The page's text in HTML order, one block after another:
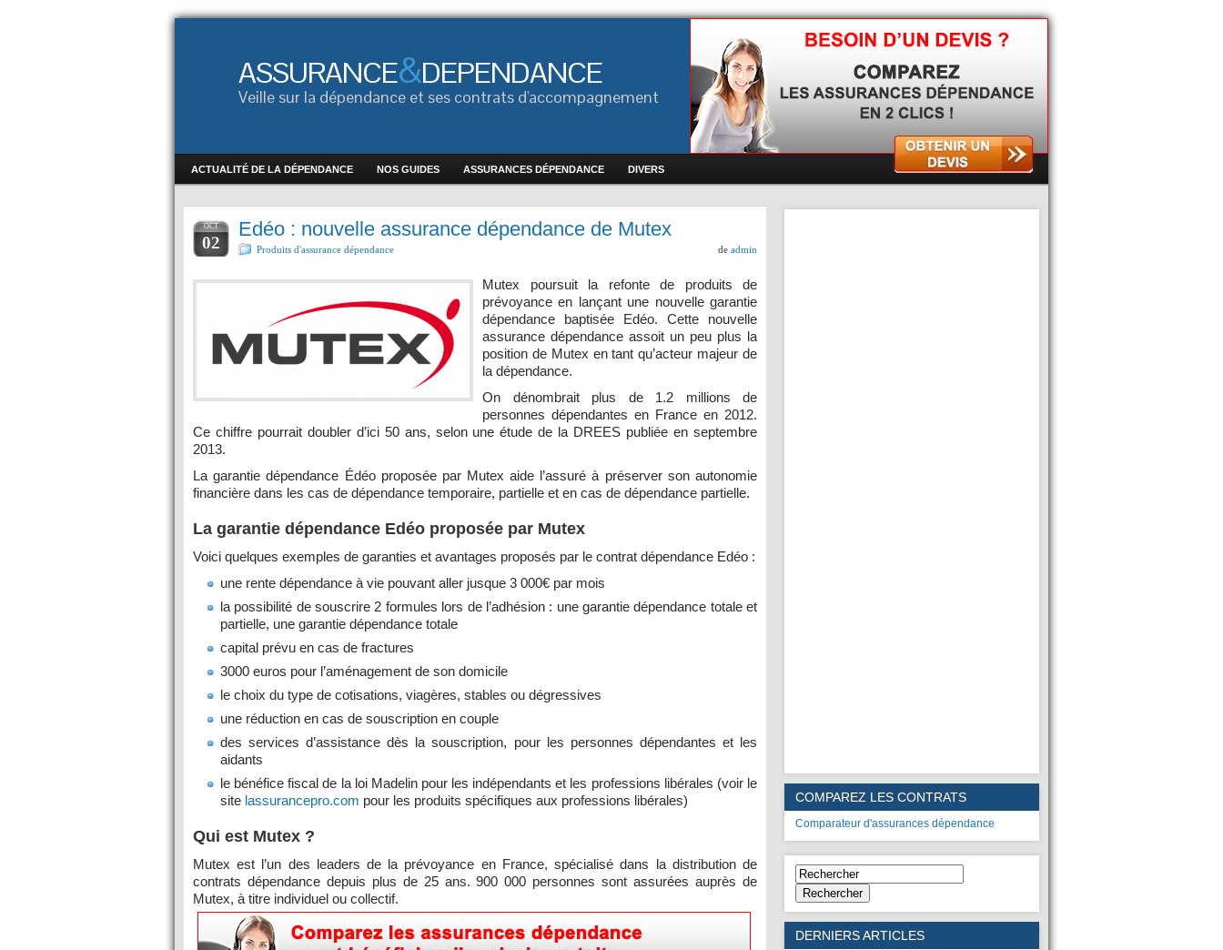
ASSURANCE&DEPENDANCE
Veille sur la dépendance et ses contrats d'accompagnement
ACTUALITÉ DE LA DÉPENDANCE NOS GUIDES ASSURANCES DÉPENDANCE DIVERS
OCT
02
Edéo : nouvelle assurance dépendance de Mutex
Produits d'assurance dépendance de admin
Mutex poursuit la refonte de produits de
prévoyance en lançant une nouvelle garantie
dépendance baptisée Edéo. Cette nouvelle
assurance dépendance assoit un peu plus la
position de Mutex en tant qu’acteur majeur de
la dépendance.
On dénombrait plus de 1.2 millions de
personnes dépendantes en France en 2012.
Ce chiffre pourrait doubler d’ici 50 ans, selon une étude de la DREES publiée en septembre
2013.
La garantie dépendance Édéo proposée par Mutex aide l’assuré à préserver son autonomie
financière dans les cas de dépendance temporaire, partielle et en cas de dépendance partielle.
La garantie dépendance Edéo proposée par Mutex
Voici quelques exemples de garanties et avantages proposés par le contrat dépendance Edéo :
une rente dépendance à vie pouvant aller jusque 3 000€ par mois
la possibilité de souscrire 2 formules lors de l’adhésion : une garantie dépendance totale et
partielle, une garantie dépendance totale
capital prévu en cas de fractures
3000 euros pour l’aménagement de son domicile
le choix du type de cotisations, viagères, stables ou dégressives
une réduction en cas de souscription en couple
des services d’assistance dès la souscription, pour les personnes dépendantes et les
aidants
le bénéfice fiscal de la loi Madelin pour les indépendants et les professions libérales (voir le
site lassurancepro.com pour les produits spécifiques aux professions libérales)
Qui est Mutex ?
Mutex est l’un des leaders de la prévoyance en France, spécialisé dans la distribution de
contrats dépendance depuis plus de 25 ans. 900 000 personnes sont assurées auprès de
Mutex, à titre individuel ou collectif.
COMPAREZ LES CONTRATS
Comparateur d'assurances dépendance
Rechercher
DERNIERS ARTICLES